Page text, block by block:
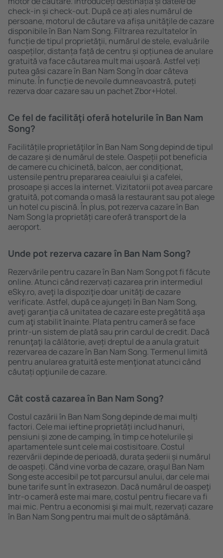
check-in și check-out. După ce ați ales numărul de
persoane, motorul de căutare va afișa unităţile de cazare
disponibile în Ban Nam Song. Filtrarea rezultatelor în
funcție de tipul proprietăţii, numărul de stele, evaluările
oaspeților, distanța față de centru și opțiunea de anulare
gratuită va face căutarea mult mai ușoară. Astfel veți
putea găsi cazare în Ban Nam Song în doar câteva
minute. În funcție de nevoile dumneavoastră, puteți
rezerva doar cazare sau un pachet Zbor+Hotel.
Ce fel de facilităţi oferă hotelurile în Ban Nam
Song?
Facilitățile proprietăţilor în Ban Nam Song depind de tipul
de cazare și de numărul de stele. Oaspeții pot beneficia
de camere cu chicinetă, balcon, aer condiționat,
ustensile pentru prepararea ceaiului şi a cafelei,
prosoape și acces la internet. Vizitatorii pot avea parcare
gratuită, pot comanda o masă la restaurant sau pot alege
un hotel cu piscină. În plus, pot rezerva cazare în Ban
Nam Song la proprietăți care oferă transport de la
aeroport.
Unde pot rezerva cazare în Ban Nam Song?
Rezervările pentru cazare în Ban Nam Song pot fi făcute
online. Atunci când rezervați cazarea prin intermediul
eSky.ro, aveţi la dispoziţie doar unităţi de cazare
verificate. Astfel, după ce ajungeți în Ban Nam Song,
aveţi garanţia că unitatea de cazare este pregătită aşa
cum aţi stabilit ȋnainte. Plata pentru cameră se face
printr-un sistem de plată sau prin cardul de credit. Dacă
renunţaţi la călătorie, aveți dreptul de a anula gratuit
rezervarea de cazare în Ban Nam Song. Termenul limită
pentru anularea gratuită este menţionat atunci când
căutați opţiunile de cazare.
Cât costă cazarea în Ban Nam Song?
Costul cazării în Ban Nam Song depinde de mai mulți
factori. Cele mai ieftine proprietăți includ hanuri,
pensiuni și zone de camping, în timp ce hotelurile și
apartamentele sunt cele mai costisitoare. Costul
rezervării depinde de perioadă, durata șederii și numărul
de oaspeți. Când vine vorba de cazare, oraşul Ban Nam
Song este accesibil pe tot parcursul anului, dar cele mai
bune tarife sunt în extrasezon. Dacă numărul de oaspeţi
ȋntr-o cameră este mai mare, costul pentru fiecare va fi
mai mic. Pentru a economisi şi mai mult, rezervați cazare
în Ban Nam Song pentru mai mult de o săptămână.